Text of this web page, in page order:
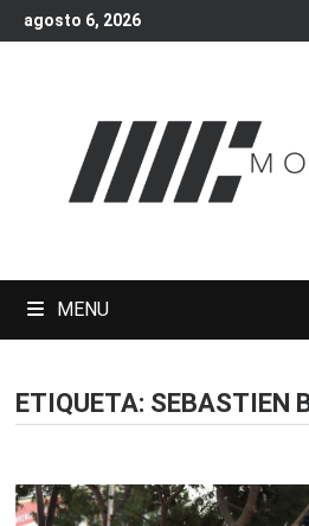
Skip
to
agosto 6, 2026
MENU
ETIQUETA: SEBASTIEN